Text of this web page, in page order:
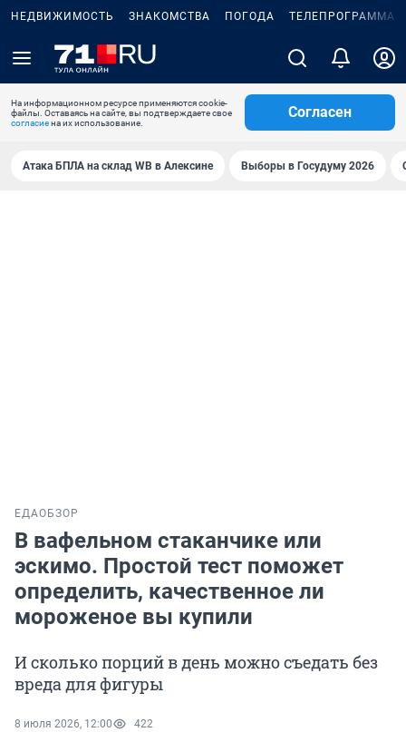
НЕДВИЖИМОСТЬ ЗНАКОМСТВА ПОГОДА ТЕЛЕПРОГРАММА
На информационном ресурсе применяются cookie-
файлы. Оставаясь на сайте, вы подтверждаете свое
согласиена их использование.
Согласен
Атака БПЛА на склад WB в Алексине Выборы в Госудуму 2026
ЕДАОБЗОР
В вафельном стаканчике или
эскимо. Простой тест поможет
определить, качественное ли
мороженое вы купили
И сколько порций в день можно съедать без
вреда для фигуры
8 июля 2026, 12:00 422